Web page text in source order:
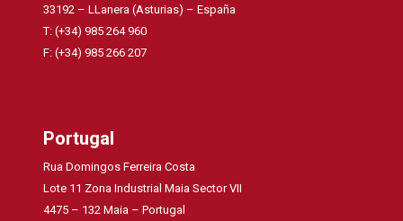
33192 – LLanera (Asturias) – España
T: (+34) 985 264 960
F: (+34) 985 266 207
Portugal
Rua Domingos Ferreira Costa
Lote 11 Zona Industrial Maia Sector VII
4475 – 132 Maia – Portugal